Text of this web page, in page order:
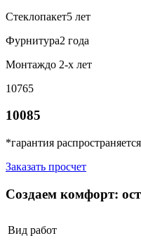
Стеклопакет5 лет
Фурнитура2 года
Монтаждо 2-х лет
10765
10085
*гарантия
Заказать просчет
Создаем комфорт:
Вид работ